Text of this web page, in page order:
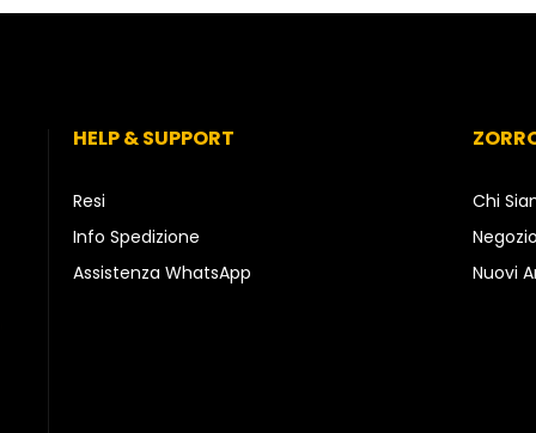
HELP & SUPPORT
Resi
Info Spedizione
Assistenza WhatsApp
Chi
Negozio
Nuovi